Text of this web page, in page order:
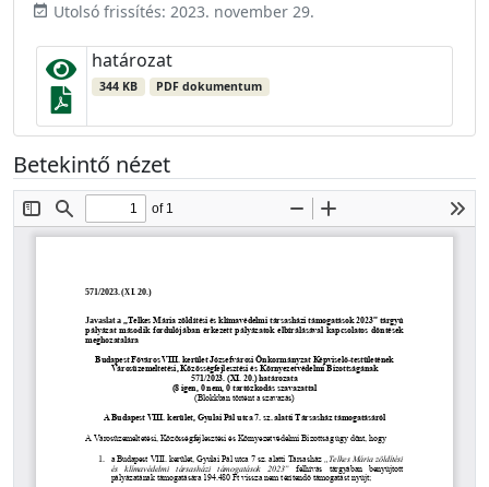
event_available Utolsó frissítés: 2023. november 29.
határozat
344 KB PDF dokumentum
Betekintő nézet